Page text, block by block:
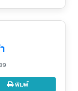
พิมพ์